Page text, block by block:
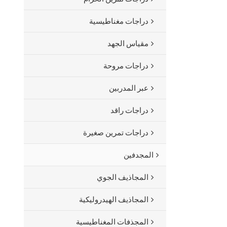
دراجات مغناطيسية
مقياس الجهد
دراجات مروحة
عبر المدربين
دراجات راقد
دراجات تمرين صغيرة
المجدفين
المجاذيف الجوي
المجاذيف الهيدروليكية
المجذفات المغناطيسية